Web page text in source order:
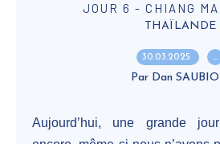
JOUR 6 - CHIANG
THAÏLANDE
30.03.2025 …
Par Dan
Aujourd’hui, une grande